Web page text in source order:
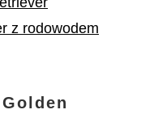
z rodowodem